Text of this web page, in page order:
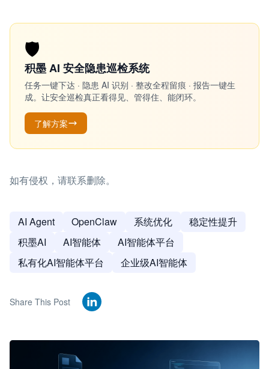
🛡️
积墨 AI 安全隐患巡检系统
任务一键下达 · 隐患 AI 识别 · 整改全程留痕 · 报告一键生
成。让安全巡检真正看得见、管得住、能闭环。
了解方案
如有侵权，请联系删除。
AI Agent OpenClaw 系统优化
稳定性提升
积墨AI
AI智能体
AI智能体平台
私有化AI智能体平台
企业级AI智能体
Share This Post